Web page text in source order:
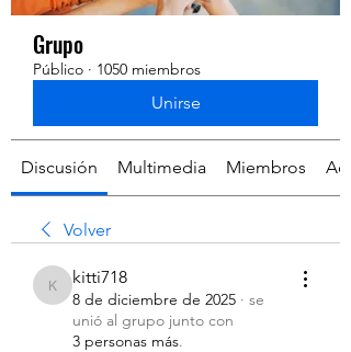
Grupo
Público · 1050 miembros
Unirse
Discusión Multimedia Miembros
Volver
kitti718
kitti718
8 de diciembre de 2025 · se
unió al grupo junto con
3 personas más.